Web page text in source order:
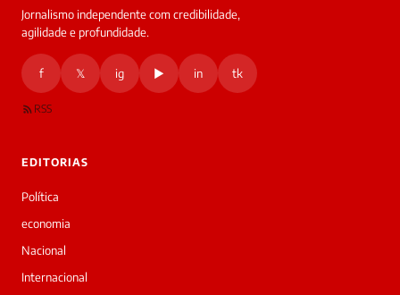
Oi!
Bom
dia!
a
Jornalismo independente com credibilidade,
agilidade e profundidade.
f 𝕏 ig ▶ in tk
RSS
EDITORIAS
Política
economia
Nacional
Internacional